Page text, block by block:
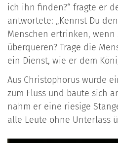
ich ihn finden?“ fragte er
antwortete: „Kennst Du
Menschen ertrinken,
überqueren? Trage die
ein Dienst, wie er dem
Aus Christophorus wurde
zum Fluss und baute sich
nahm er eine riesige
alle Leute ohne Unterlass